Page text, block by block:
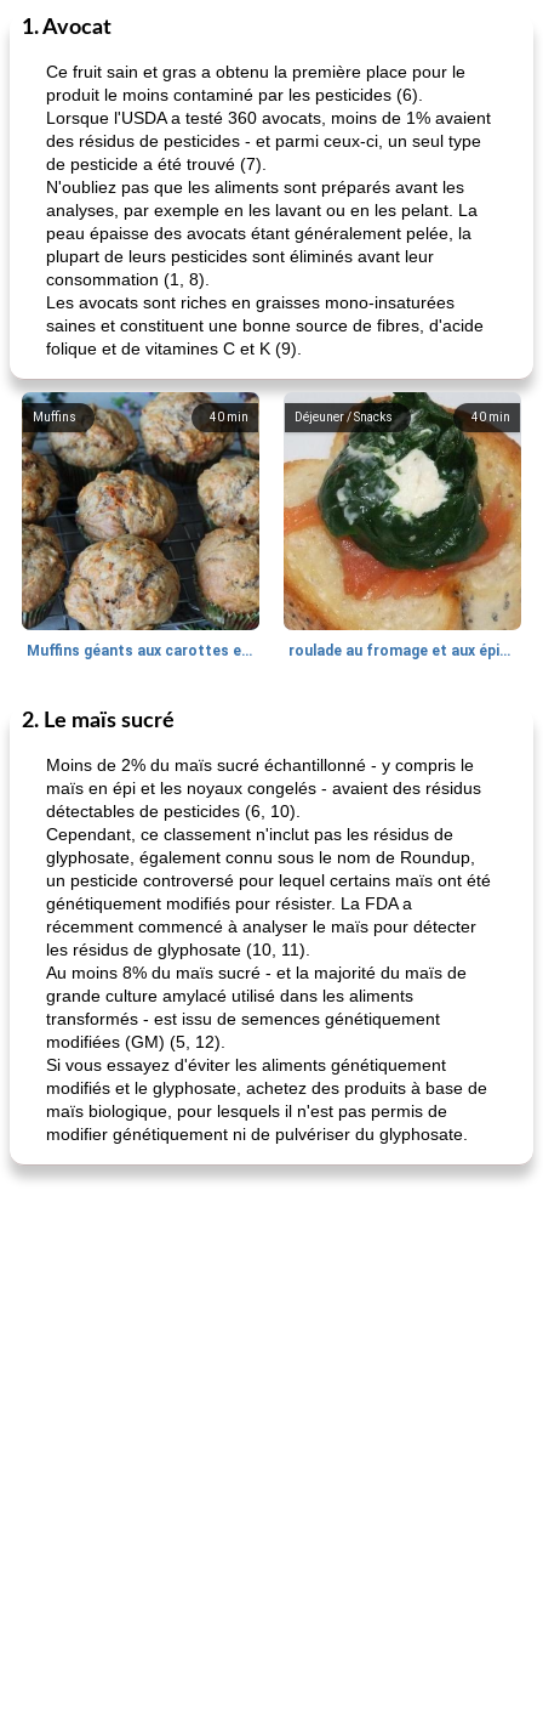
1. Avocat
Ce fruit sain et gras a obtenu la première place pour le
produit le moins contaminé par les pesticides (6).
Lorsque l'USDA a testé 360 avocats, moins de 1% avaient
des résidus de pesticides - et parmi ceux-ci, un seul type
de pesticide a été trouvé (7).
N'oubliez pas que les aliments sont préparés avant les
analyses, par exemple en les lavant ou en les pelant. La
peau épaisse des avocats étant généralement pelée, la
plupart de leurs pesticides sont éliminés avant leur
consommation (1, 8).
Les avocats sont riches en graisses mono-insaturées
saines et constituent une bonne source de fibres, d'acide
folique et de vitamines C et K (9).
40 min
Muffins
Muffins géants aux carottes et à la banane de Nif
40 min
Déjeuner / Snacks
roulade au fromage et aux épinards
Marques de confiance: recettes et
fiesta tostadas le méga's jopp joes
2. Le maïs sucré
Moins de 2% du maïs sucré échantillonné - y compris le
maïs en épi et les noyaux congelés - avaient des résidus
détectables de pesticides (6, 10).
Cependant, ce classement n'inclut pas les résidus de
glyphosate, également connu sous le nom de Roundup,
un pesticide controversé pour lequel certains maïs ont été
génétiquement modifiés pour résister. La FDA a
récemment commencé à analyser le maïs pour détecter
les résidus de glyphosate (10, 11).
Au moins 8% du maïs sucré - et la majorité du maïs de
grande culture amylacé utilisé dans les aliments
transformés - est issu de semences génétiquement
modifiées (GM) (5, 12).
Si vous essayez d'éviter les aliments génétiquement
modifiés et le glyphosate, achetez des produits à base de
maïs biologique, pour lesquels il n'est pas permis de
modifier génétiquement ni de pulvériser du glyphosate.